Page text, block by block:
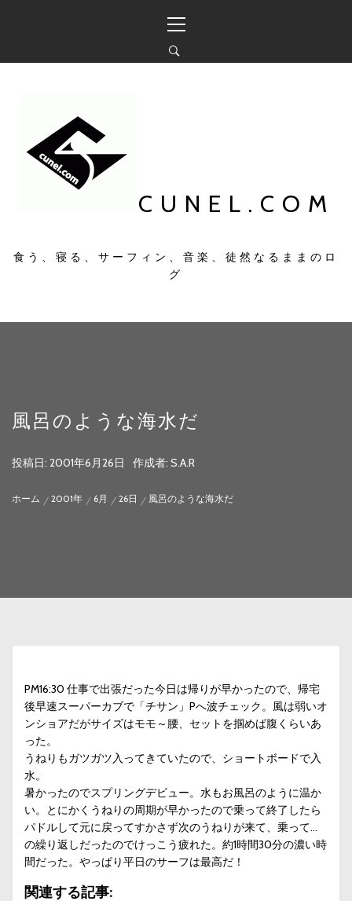
ン
イ
ン
メ
CUNEL.COM
食う、寝る、サーフィン、音楽、徒然なるままのロ
グ
風呂のような海水だ
投稿日: 2001年6月26日 作成者: S.A.R
ホーム 2001年 6月 26日 風呂のような海水だ
PM16:30 仕事で出張だった今日は帰りが早かったので、帰宅
後早速スーパーカブで「チサン」Pへ波チェック。風は弱いオ
ンショアだがサイズはモモ～腰、セットを掴めば腹くらいあ
った。
うねりもガツガツ入ってきていたので、ショートボードで入
水。
暑かったのでスプリングデビュー。水もお風呂のように温か
い。とにかくうねりの周期が早かったので乗って終了したら
パドルして元に戻ってすかさず次のうねりが来て、乗って…
の繰り返しだったのでけっこう疲れた。約1時間30分の濃い時
間だった。やっぱり平日のサーフは最高だ！
関連する記事: